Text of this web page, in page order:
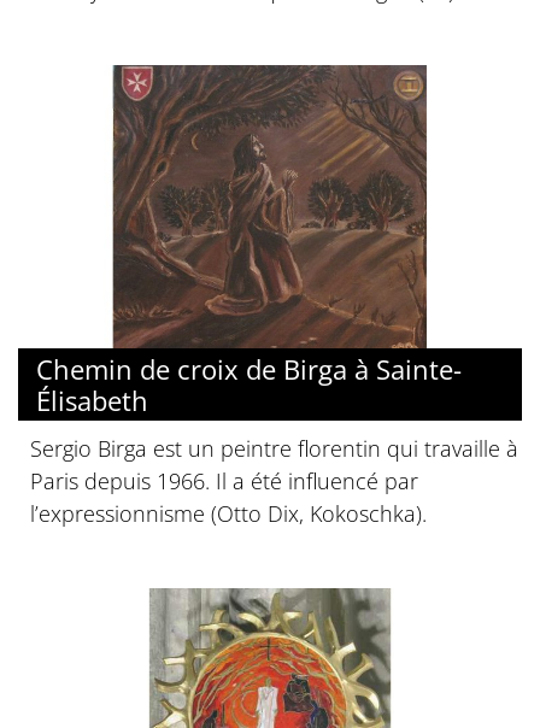
Chemin de croix de Birga à Sainte-
Élisabeth
Sergio Birga est un peintre florentin qui travaille à
Paris depuis 1966. Il a été influencé par
l’expressionnisme (Otto Dix, Kokoschka).